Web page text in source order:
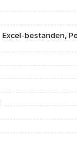
Excel-bestanden,